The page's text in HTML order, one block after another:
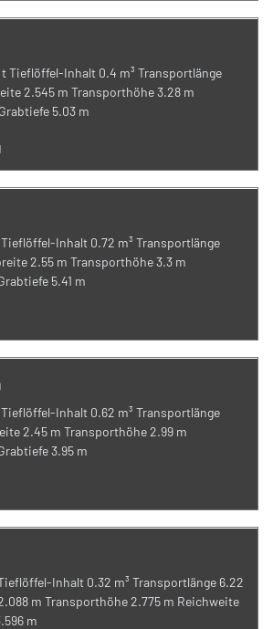
/ Straßensperren
t Tieflöffel-Inhalt 0.4 m³ Transportlänge
2.545 m Transporthöhe 3.28 m
5.03 m
Tieflöffel-Inhalt 0.72 m³ Transportlänge
2.55 m Transporthöhe 3.3 m
5.41 m
Tieflöffel-Inhalt 0.62 m³ Transportlänge
2.45 m Transporthöhe 2.99 m
3.95 m
Inhalt 0.32 m³ Transportlänge 6.22
m Transporthöhe 2.775 m Reichweite
m